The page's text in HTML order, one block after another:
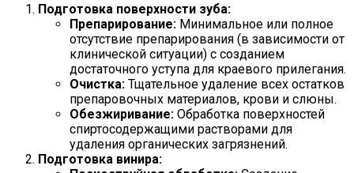
Подготовка поверхности зуба:
Препарирование: Минимальное или полное
отсутствие препарирования (в зависимости от
клинической ситуации) с созданием
достаточного уступа для краевого прилегания.
Очистка: Тщательное удаление всех остатков
препаровочных материалов, крови и слюны.
Обезжиривание: Обработка поверхностей
спиртосодержащими растворами для
удаления органических загрязнений.
Подготовка винира: